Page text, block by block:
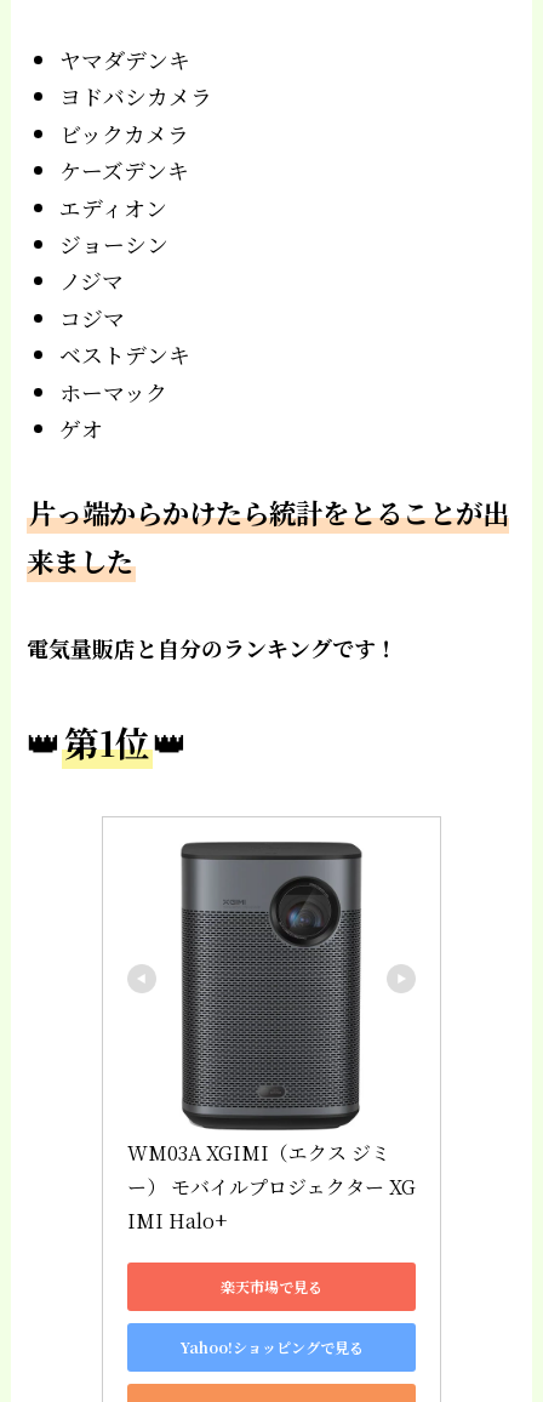
ヤマダデンキ
ヨドバシカメラ
ビックカメラ
ケーズデンキ
エディオン
ジョーシン
ノジマ
コジマ
ベストデンキ
ホーマック
ゲオ
片っ端からかけたら統計をとることが出
来ました
電気量販店と自分のランキングです！
👑第1位👑
WM03A XGIMI（エクス ジミ
ー） モバイルプロジェクター XG
IMI Halo+
楽天市場で見る
Yahoo!ショッピングで見る